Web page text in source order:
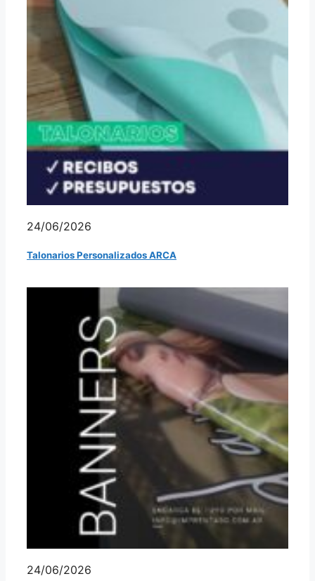
24/06/2026
Talonarios Personalizados ARCA
24/06/2026